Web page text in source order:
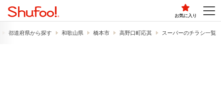
お気に入り
都道府県から探す 和歌山県 橋本市 高野口町応其 スーパーのチラシ一覧